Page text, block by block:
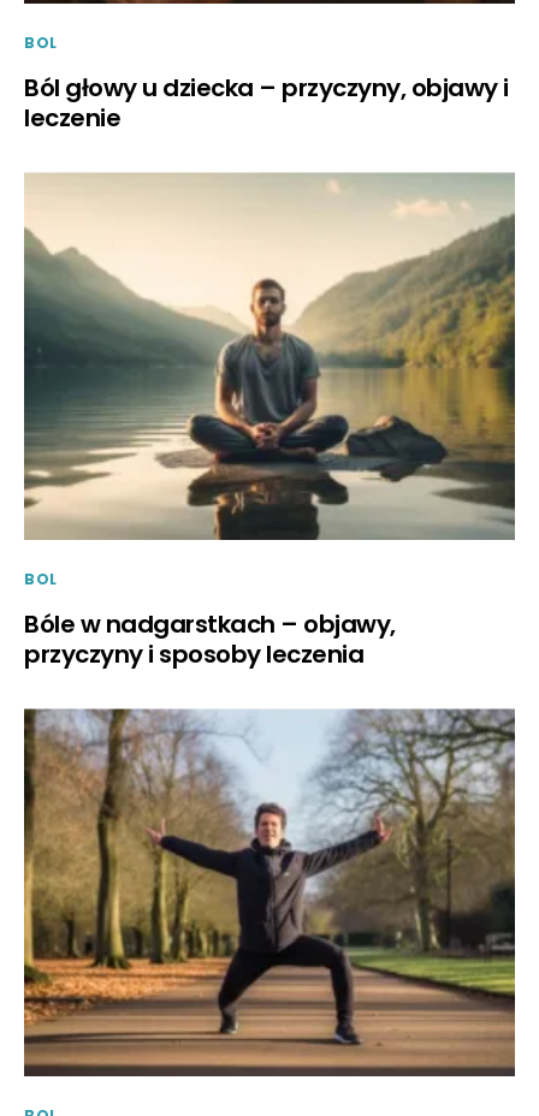
BOL
Ból głowy u dziecka – przyczyny, objawy i
leczenie
BOL
Bóle w nadgarstkach – objawy,
przyczyny i sposoby leczenia